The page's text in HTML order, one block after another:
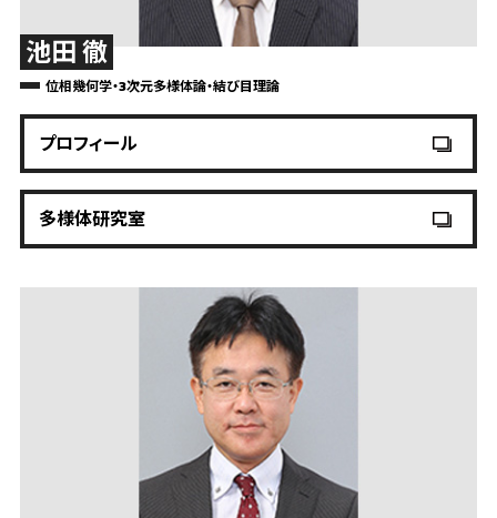
池田 徹
位相幾何学・3次元多様体論・結び目理論
プロフィール
多様体研究室